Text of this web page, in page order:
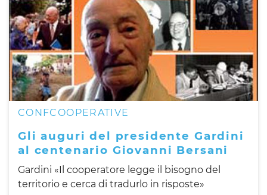
CONFCOOPERATIVE
Gli auguri del presidente Gardini
al centenario Giovanni Bersani
Gardini «Il cooperatore legge il bisogno del
territorio e cerca di tradurlo in risposte»